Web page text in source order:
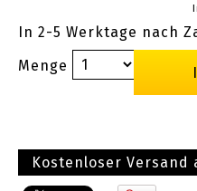
In 2-5 Werktage nach
Menge
Kostenloser Versand